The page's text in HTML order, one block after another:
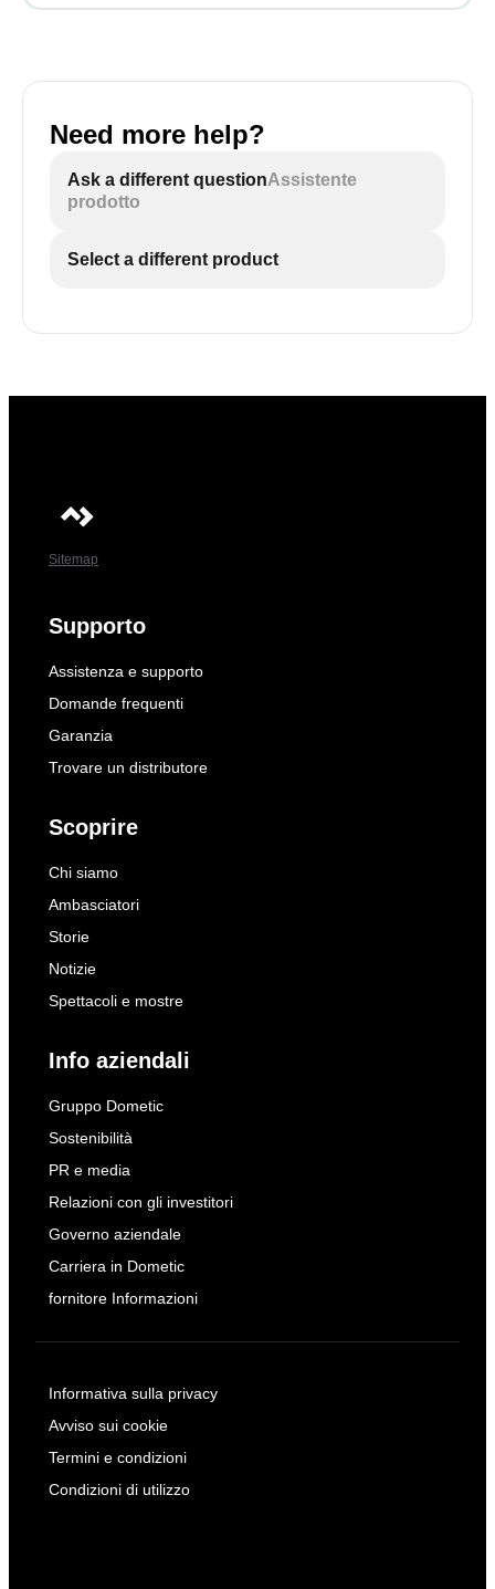
Need more help?
Ask a different questionAssistente
prodotto
Select a different product
Sitemap
Supporto
Assistenza e supporto
Domande frequenti
Garanzia
Trovare un distributore
Scoprire
Chi siamo
Ambasciatori
Storie
Notizie
Spettacoli e mostre
Info aziendali
Gruppo Dometic
Sostenibilità
PR e media
Relazioni con gli investitori
Governo aziendale
Carriera in Dometic
fornitore Informazioni
Informativa sulla privacy
Avviso sui cookie
Termini e condizioni
Condizioni di utilizzo